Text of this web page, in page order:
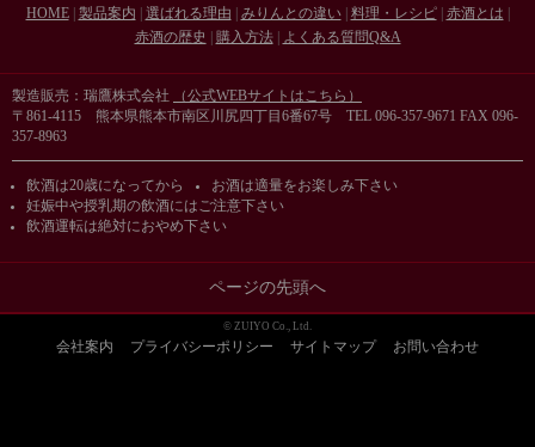
HOME| 製品案内 選ばれる理由 みりんとの違い| 料理・レシピ| 赤酒とは
赤酒の歴史
購入方法| よくある質問Q&A
製造販売：瑞鷹株式会社
（公式WEBサイトはこちら）
〒861-4115 熊本県熊本市南区川尻四丁目6番67号 TEL 096-357-9671 FAX 096-
357-8963
飲酒は20歳になってから
お酒は適量をお楽しみ下さい
妊娠中や授乳期の飲酒にはご注意下さい
飲酒運転は絶対におやめ下さい
ページの先頭へ
© ZUIYO Co., Ltd.
会社案内 プライバシーポリシー サイトマップ お問い合わせ